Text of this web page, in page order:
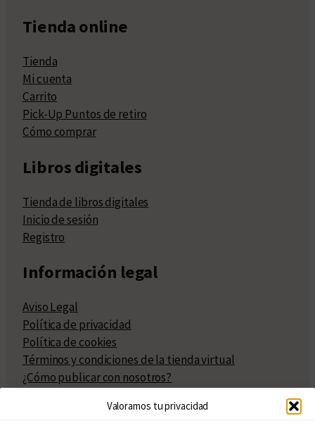
Valoramos tu privacidad
Tienda online
Tienda
Mi cuenta
Carrito
Pick-Up Puntos de retiro
Cómo comprar
Libros digitales
Tienda de libros digitales
Inicio de sesión
Registro
Información legal
Aviso Legal
Política de privacidad
Política de cookies
Términos y condiciones de la tienda virtual
¿Cómo publicar con nosotros?
Políticas de publicación